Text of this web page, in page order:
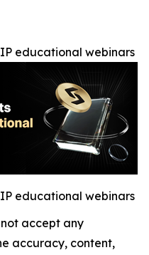
educational webinars
educational webinars
accept any
accuracy, content,